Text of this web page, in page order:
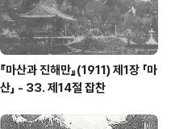
『마산과 진해만』(1911) 제1장 「마
산」 - 33. 제14절 잡찬